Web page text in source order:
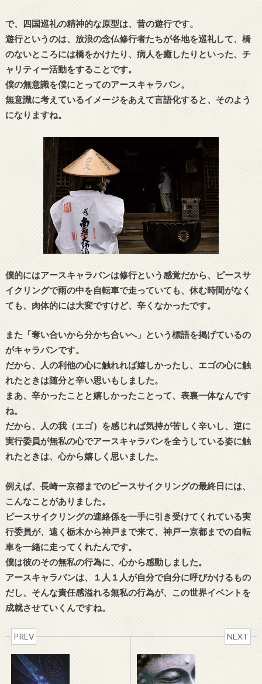
で、四国巡礼の精神的な原型は、昔の遊行です。
遊行というのは、放浪の念仏修行者たちが各地を巡礼して、橋
のないところには橋をかけたり、病人を癒したりといった、チ
ャリティー活動をすることです。
僕の無意識を僕にとってのアースキャラバン。
無意識に考えているイメージをあえて言語化すると、そのよう
になりますね。
僕的にはアースキャラバンは修行という感覚だから、ピースサ
イクリングで雨の中を自転車で走っていても、休む時間がなく
ても、肉体的には大変ですけど、辛くなかったです。
また「奪い合いから分かち合いへ」という標語を掲げているの
がキャラバンです。
だから、人の利他の心に触れれば嬉しかったし、エゴの心に触
れたときは随分と辛い思いもしました。
まあ、辛かったことと嬉しかったことって、表裏一体なんです
ね。
だから、人の我（エゴ）を感じれば気持が苦しく辛いし、逆に
実行委員が無私の心でアースキャラバンを全うしている姿に触
れたときは、心から嬉しく思いました。
例えば、長崎ー京都までのピースサイクリングの最終日には、
こんなことがありました。
ピースサイクリングの連絡係を一手に引き受けてくれている実
行委員が、遠く栃木から神戸まで来て、神戸ー京都までの自転
車を一緒に走ってくれたんです。
僕は彼のその無私の行為に、心から感動しました。
アースキャラバンは、１人１人が自分で自分に呼びかけるもの
だし、そんな責任感溢れる無私の行為が、この世界イベントを
成就させていくんですね。
PREV NEXT